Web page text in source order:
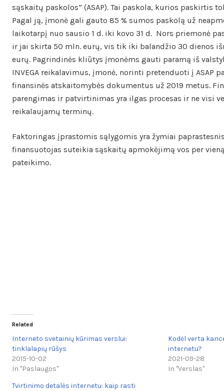
sąskaitų paskolos“ (ASAP). Tai paskola, kurios paskirtis
Pagal ją, įmonė gali gauto 85 % sumos paskolą už
laikotarpį nuo sausio 1 d. iki kovo 31 d. Nors priemonė
ir jai skirta 50 mln. eurų, vis tik iki balandžio 30 dienos
eurų. Pagrindinės kliūtys įmonėms gauti paramą iš
INVEGA reikalavimus, įmonė, norinti pretenduoti į ASAP
finansinės atskaitomybės dokumentus už 2019 metus.
parengimas ir patvirtinimas yra ilgas procesas ir ne visi
reikalaujamų terminų.
Faktoringas įprastomis sąlygomis yra žymiai
finansuotojas suteikia sąskaitų apmokėjimą vos per
pateikimo.
Related
Interneto svetainių kūrimas verslui:
tinklalapių rūšys
2015-10-02
In "Paslaugos"
Kodėl verta
internetu?
2021-09-28
In "Verslas"
Tvirtinimo detalės internetu: kaip rasti